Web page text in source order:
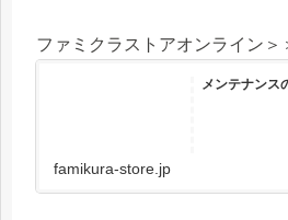
ファミクラストアオンライン＞
メンテナンス
famikura-store.jp